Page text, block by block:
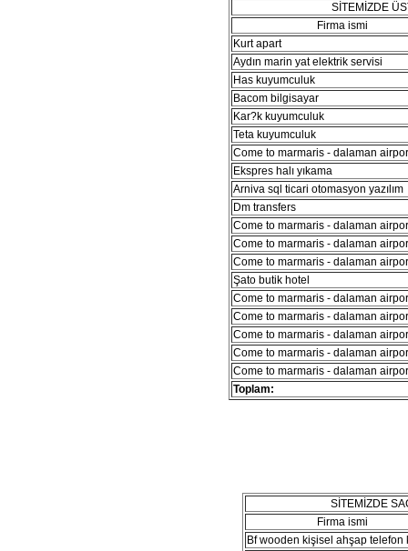
SİTEMİZDE
Firma ismi
Kurt apart
Aydın marin yat elektrik servisi
Has kuyumculuk
Bacom bilgisayar
Kar?k kuyumculuk
Teta kuyumculuk
Come to marmaris - dalaman
Ekspres halı yıkama
Arniva sql ticari otomasyon yazılım
Dm transfers
Come to marmaris - dalaman
Come to marmaris - dalaman
Come to marmaris - dalaman
Şato butik hotel
Come to marmaris - dalaman
Come to marmaris - dalaman
Come to marmaris - dalaman
Come to marmaris - dalaman
Come to marmaris - dalaman
Toplam:
SİTEMİZDE
Firma ismi
Bf wooden kişisel ahşap telefon